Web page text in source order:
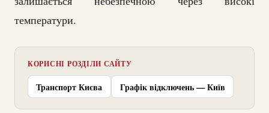
температури.
КОРИСНІ РОЗДІЛИ САЙТУ
Транспорт Києва Графік відключень — Київ